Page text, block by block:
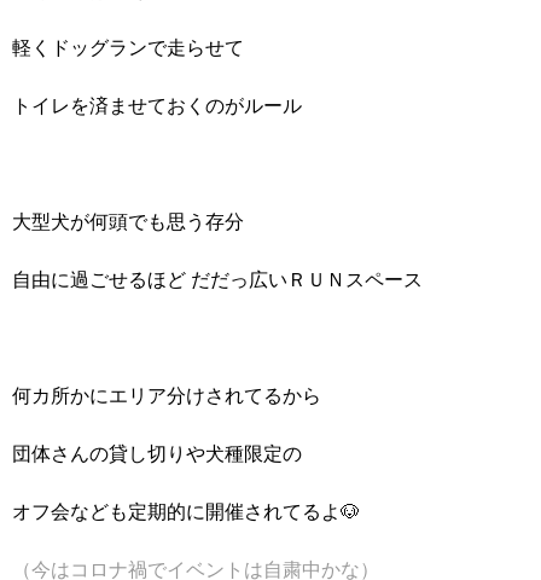
軽くドッグランで走らせて
トイレを済ませておくのがルール
大型犬が何頭でも思う存分
自由に過ごせるほど だだっ広いＲＵＮスペース
何カ所かにエリア分けされてるから
団体さんの貸し切りや犬種限定の
オフ会なども定期的に開催されてるよ🐶
（今はコロナ禍でイベントは自粛中かな）